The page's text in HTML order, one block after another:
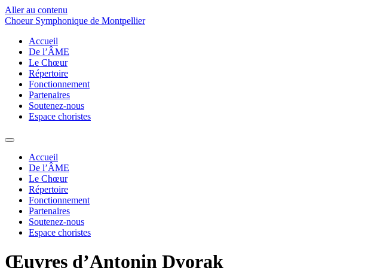
Aller au contenu
Choeur Symphonique de Montpellier
Accueil
De l’ÂME
Le Chœur
Répertoire
Fonctionnement
Partenaires
Soutenez-nous
Espace choristes
Accueil
De l’ÂME
Le Chœur
Répertoire
Fonctionnement
Partenaires
Soutenez-nous
Espace choristes
Œuvres d’Antonin Dvorak